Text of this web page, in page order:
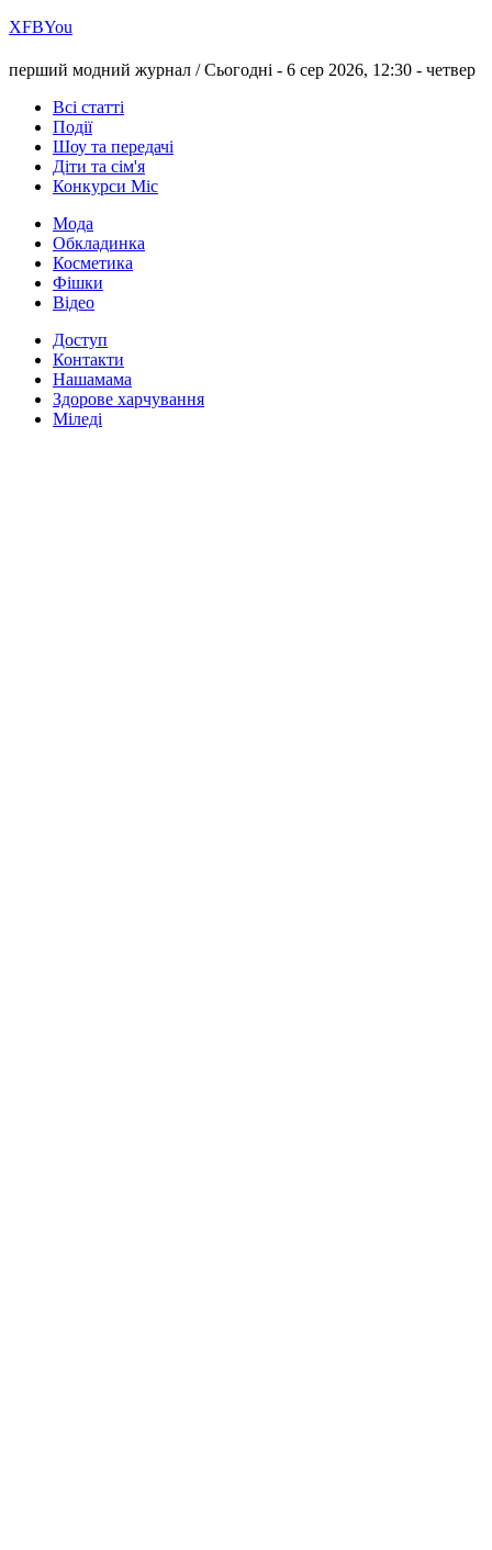
ХFBYou
перший модний журнал /Сьогодні - 6 сер 2026, 12:30 - четвер
Всі статті
Події
Шоу та передачі
Діти та сім'я
Конкурси Міс
Мода
Обкладинка
Косметика
Фішки
Відео
Доступ
Контакти
Нашамама
Здорове харчування
Міледі